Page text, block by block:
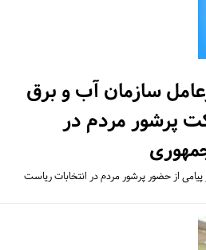
سازمان آب و برق
پرشور مردم در
از حضور پرشور مردم در انتخابات ریاست